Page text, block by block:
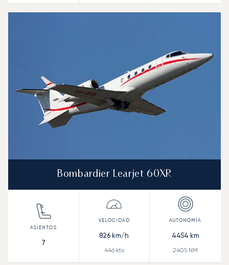
Bombardier Learjet 60XR
7
826 km/h
446kts
4454 km
2405 NM